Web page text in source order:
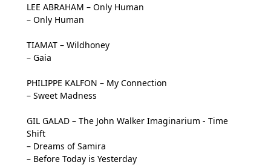
LEE ABRAHAM – Only Human
– Only Human
TIAMAT – Wildhoney
– Gaia
PHILIPPE KALFON – My Connection
– Sweet Madness
GIL GALAD – The John Walker Imaginarium - Time
Shift
– Dreams of Samira
– Before Today is Yesterday